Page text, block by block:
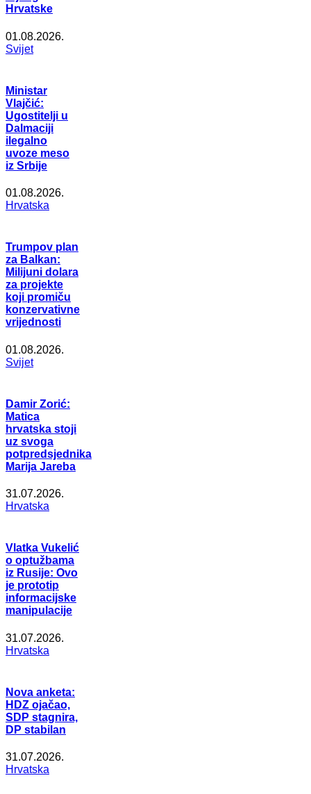
Hrvatske
01.08.2026.
Svijet
Ministar
Vlajčić:
Ugostitelji u
Dalmaciji
ilegalno
uvoze meso
iz Srbije
01.08.2026.
Hrvatska
Trumpov plan
za Balkan:
Milijuni dolara
za projekte
koji promiču
konzervativne
vrijednosti
01.08.2026.
Svijet
Damir Zorić:
Matica
hrvatska stoji
uz svoga
potpredsjednika
Marija Jareba
31.07.2026.
Hrvatska
Vlatka Vukelić
o optužbama
iz Rusije: Ovo
je prototip
informacijske
manipulacije
31.07.2026.
Hrvatska
Nova anketa:
HDZ ojačao,
SDP stagnira,
DP stabilan
31.07.2026.
Hrvatska